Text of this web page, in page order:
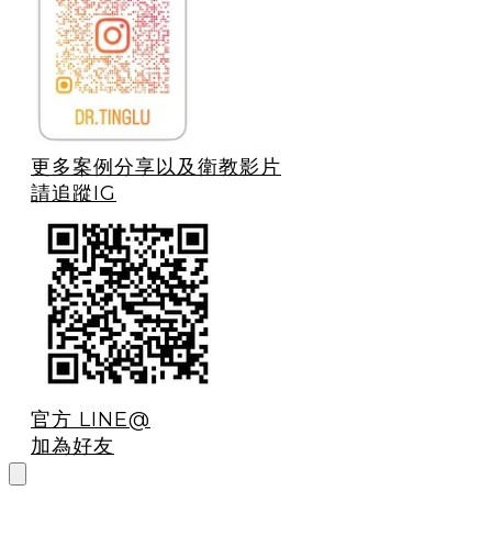
更多案例分享以及衛教影片
請追蹤IG
官方 LINE@
加為好友